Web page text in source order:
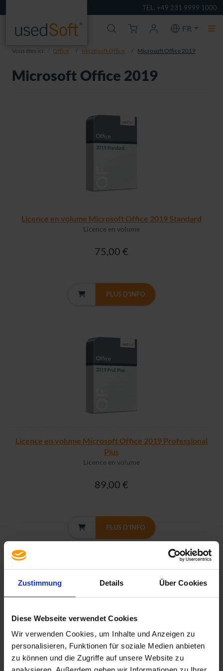
Zustimmung Details Über Cookies
Diese Webseite verwendet Cookies
Wir verwenden Cookies, um Inhalte und Anzeigen zu
personalisieren, Funktionen für soziale Medien anbieten
zu können und die Zugriffe auf unsere Website zu
TEL. +49 231 9999 1000
FR
Vous êtes ici: Office Microsoft Office Microsoft Office 2019
Microsoft Office 2019
Licence en volume Microsoft Office 2019 Standard
Licence en volume
75,00 €
PLUS D'INFO
Licence en volume Microsoft Office 2019 Professional
Plus
Licence en volume
89,00 €
PLUS D'INFO